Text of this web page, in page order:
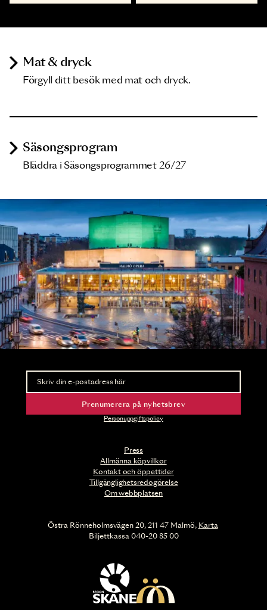
Mat & dryck
Förgyll ditt besök med mat och dryck.
Säsongsprogram
Bläddra i Säsongsprogrammet 26/27
Press
Allmänna köpvillkor
Kontakt och öppettider
Tillgänglighetsredogörelse
Om webbplatsen
Nyhetsbrev
Ta del av förhandsinformation och biljettsläpp.
Prenumerera på nyhetsbrev
Personuppgiftspolicy
Östra Rönneholmsvägen 20, 211 47 Malmö, Karta
Biljettkassa 040-20 85 00